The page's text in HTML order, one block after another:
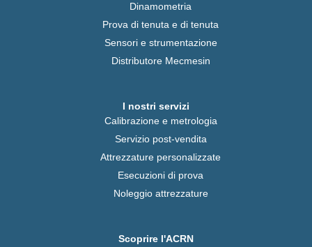
Dinamometria
Prova di tenuta e di tenuta
Sensori e strumentazione
Distributore Mecmesin
I nostri servizi
Calibrazione e metrologia
Servizio post-vendita
Attrezzature personalizzate
Esecuzioni di prova
Noleggio attrezzature
Scoprire l'ACRN